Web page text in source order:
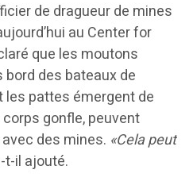
de dragueur de mines
au Center for
que les moutons
des bateaux de
les pattes émergent de
corps gonfle, peuvent
des mines. «Cela peut
t-il ajouté.